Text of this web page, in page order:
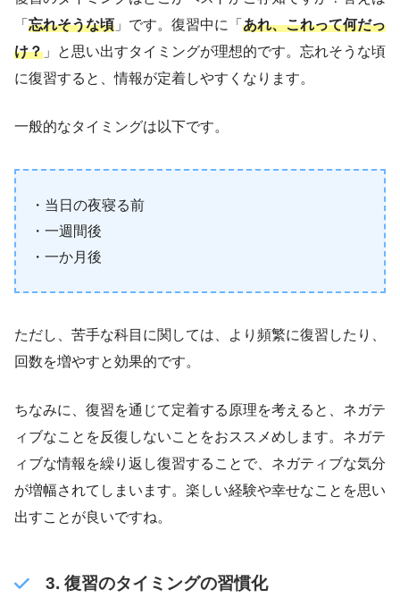
「 忘れそうな頃 」です。復習中に「 あれ、これって何だっ
け？ 」と思い出すタイミングが理想的です。忘れそうな頃
に復習すると、情報が定着しやすくなります。
一般的なタイミングは以下です。
・当日の夜寝る前
・一週間後
・一か月後
ただし、苦手な科目に関しては、より頻繁に復習したり、
回数を増やすと効果的です。
ちなみに、復習を通じて定着する原理を考えると、ネガテ
ィブなことを反復しないことをおススメめします。ネガテ
ィブな情報を繰り返し復習することで、ネガティブな気分
が増幅されてしまいます。楽しい経験や幸せなことを思い
出すことが良いですね。
3. 復習のタイミングの習慣化